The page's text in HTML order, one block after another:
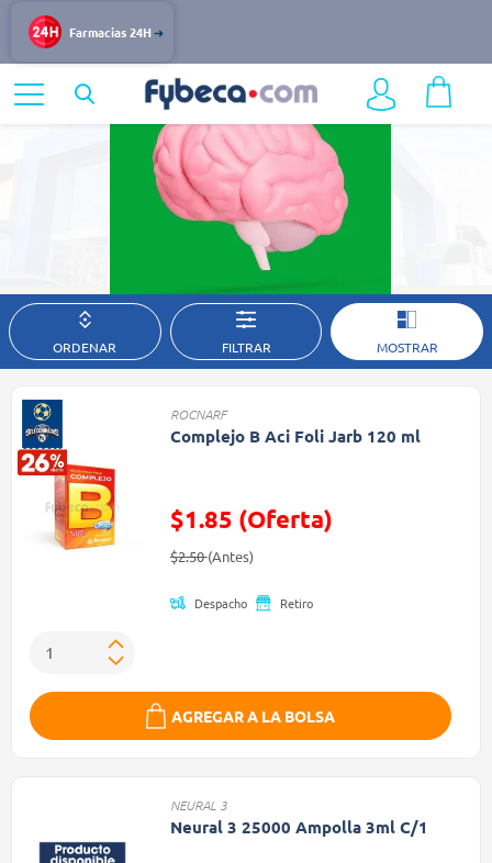
Farmacias 24H
Memoria y Concentración
Productos para la Memoria y la Concentración encuentra toda nuestra
variedad aquí
ORDENAR FILTRAR MOSTRAR
ROCNARF
Complejo B Aci Foli Jarb 120 ml
$1.85 (Oferta)
Precio reducido de
$2.50(Antes)(Oferta)
Despacho Retiro
AGREGAR A LA BOLSA
NEURAL 3
Neural 3 25000 Ampolla 3ml C/1